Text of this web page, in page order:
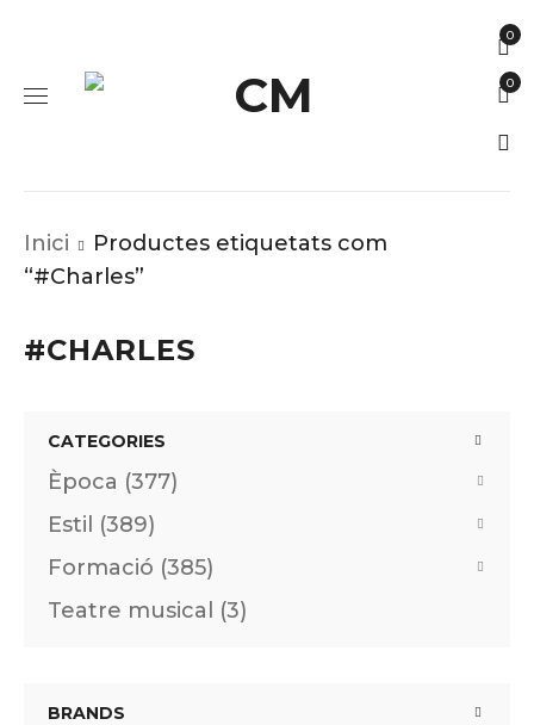
0
0
Inici
Productes etiquetats com
“#Charles”
#CHARLES
CATEGORIES
Època (377)
Estil (389)
Formació (385)
Teatre musical (3)
BRANDS